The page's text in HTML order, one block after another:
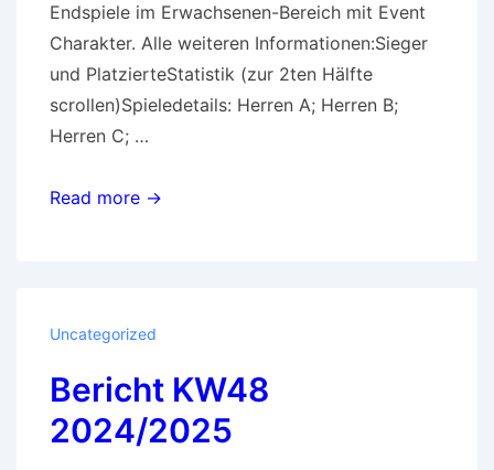
Endspiele im Erwachsenen-Bereich mit Event
Charakter. Alle weiteren Informationen:Sieger
und PlatzierteStatistik (zur 2ten Hälfte
scrollen)Spieledetails: Herren A; Herren B;
Herren C; …
Pokalsaison
Read more →
Uncategorized
Bericht KW48
2024/2025